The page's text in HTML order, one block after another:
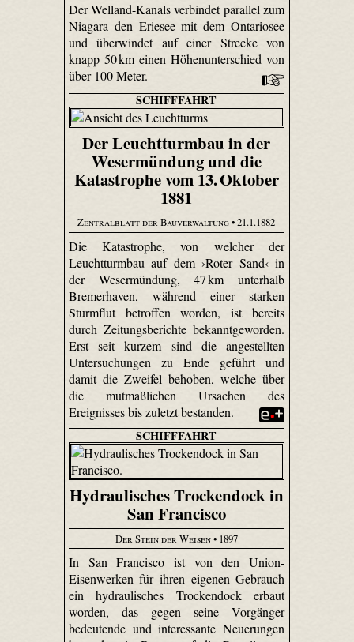
Der Welland-Kanals verbindet parallel zum
Niagara den Eriesee mit dem Ontariosee
und überwindet auf einer Strecke von
knapp 50 km einen Höhenunterschied von
über 100 Meter.
SCHIFFFAHRT
Der Leuchtturmbau in der
Wesermündung und die
Katastrophe vom 13. Oktober
1881
Zentralblatt der Bauverwaltung• 21.1.1882
Die Katastrophe, von welcher der
Leuchtturmbau auf dem ›Roter Sand‹ in
der Wesermündung, 47 km unterhalb
Bremerhaven, während einer starken
Sturmflut betroffen worden, ist bereits
durch Zeitungsberichte bekanntgeworden.
Erst seit kurzem sind die angestellten
Untersuchungen zu Ende geführt und
damit die Zweifel behoben, welche über
die mutmaßlichen Ursachen des
Ereignisses bis zuletzt bestanden.
SCHIFFFAHRT
Hydraulisches Trockendock in
San Francisco
Der Stein der Weisen• 1897
In San Francisco ist von den Union-
Eisenwerken für ihren eigenen Gebrauch
ein hydraulisches Trockendock erbaut
worden, das gegen seine Vorgänger
bedeutende und interessante Neuerungen